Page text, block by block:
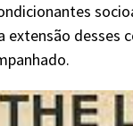
extensão desses